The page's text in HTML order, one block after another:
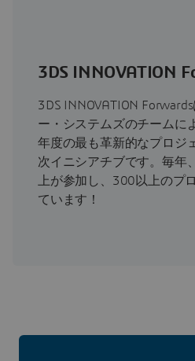
3DS INNOVATION
3DS INNOVATION
ー・システムズのチームに
年度の最も革新的なプロジ
次イニシアチブです。毎年
上が参加し、300以上のプ
ています！